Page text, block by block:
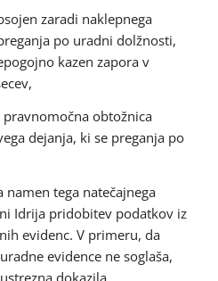
zaradi naklepnega
po uradni dolžnosti,
kazen zapora v
obtožnica
dejanja, ki se preganja po
tega natečajnega
Idrija pridobitev podatkov iz
evidenc. V primeru, da
evidence ne soglaša,
dokazila.